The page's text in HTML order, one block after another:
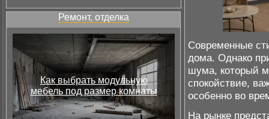
Ремонт, отделка
Как выбрать модульную
мебель под размер комнаты
Современные
дома. Однако
шума, который
спокойствие,
особенно во
На рынке